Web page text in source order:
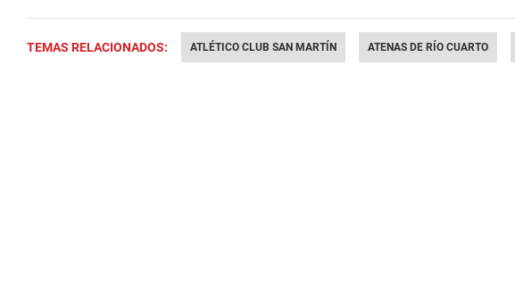
TEMAS RELACIONADOS: ATLÉTICO CLUB SAN MARTÍN ATENAS DE RÍO CUARTO